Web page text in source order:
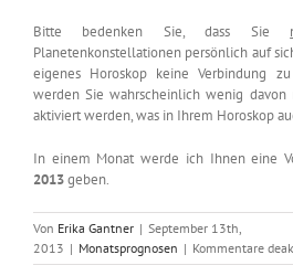
Bitte bedenken Sie, dass Sie
Planetenkonstellationen persönlich auf
eigenes Horoskop keine Verbindung
werden Sie wahrscheinlich wenig davon
aktiviert werden, was in Ihrem Horoskop
In einem Monat werde ich Ihnen eine
2013geben.
Von Erika Gantner | September 13th,
2013 | Monatsprognosen | Kommentare